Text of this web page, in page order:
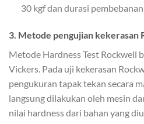
30 kgf dan durasi
3. Metode pengujian kekerasan
Metode Hardness Test Rockwell
Vickers. Pada uji kekerasan
pengukuran tapak tekan secara
langsung dilakukan oleh mesin
nilai hardness dari bahan yang